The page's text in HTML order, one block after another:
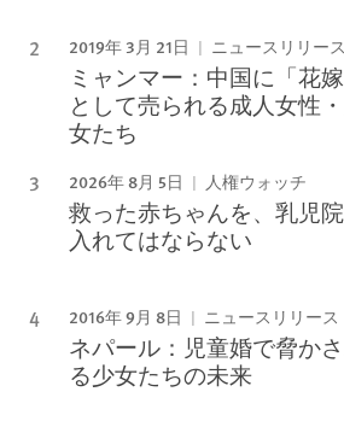
2019年 3月 21日 ニュースリリース
ミャンマー：中国に「花嫁
として売られる成人女性
女たち
2026年 8月 5日 人権ウォッチ
救った赤ちゃんを、乳児
入れてはならない
2016年 9月 8日 ニュースリリース
ネパール：児童婚で脅か
る少女たちの未来